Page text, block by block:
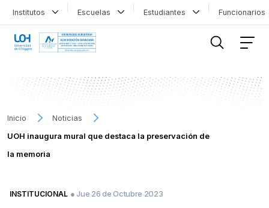
Institutos Escuelas Estudiantes
Inicio
Noticias
UOH inaugura mural que destaca la preservación de
la memoria
INSTITUCIONAL ● Jue 26 de Octubre 2023